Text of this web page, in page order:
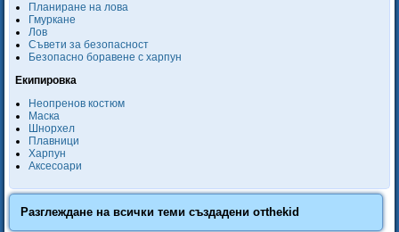
Планиране на лова
Гмуркане
Лов
Съвети за безопасност
Безопасно боравене с харпун
Екипировка
Неопренов костюм
Маска
Шнорхел
Плавници
Харпун
Аксесоари
Разглеждане на всички теми създадени отthekid